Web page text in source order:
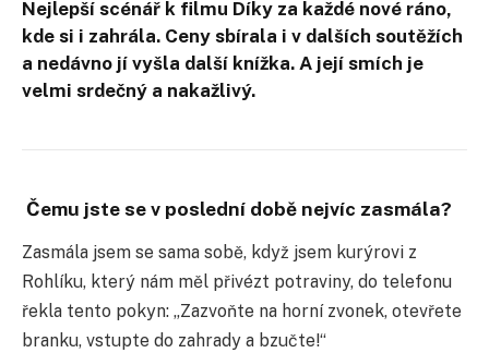
Nejlepší scénář k filmu Díky za každé nové ráno,
kde si i zahrála. Ceny sbírala i v dalších soutěžích
a nedávno jí vyšla další knížka. A její smích je
velmi srdečný a nakažlivý.
Čemu jste se v poslední době nejvíc zasmála?
Zasmála jsem se sama sobě, když jsem kurýrovi z
Rohlíku, který nám měl přivézt potraviny, do telefonu
řekla tento pokyn: „Zazvoňte na horní zvonek, otevřete
branku, vstupte do zahrady a bzučte!“